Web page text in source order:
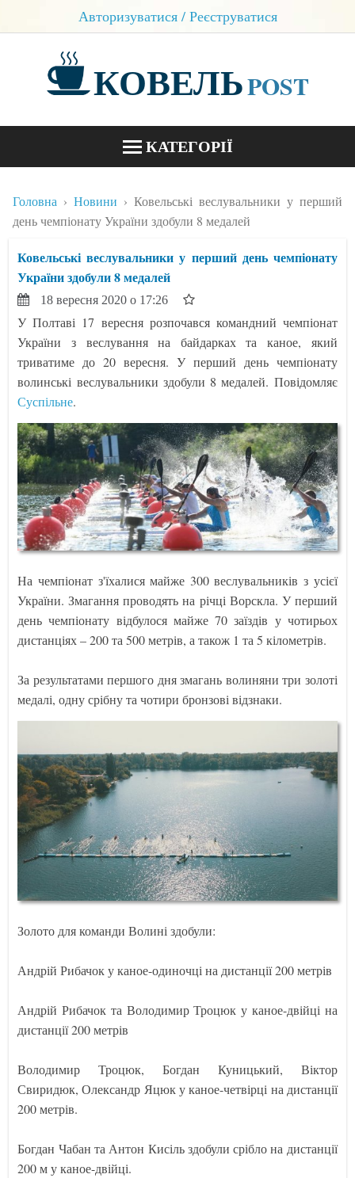
Авторизуватися / Реєструватися
КОВЕЛЬPOST
КАТЕГОРІЇ
БЛОГИ
Головна Новини
Ковельські веслувальники у перший
день чемпіонату України здобули 8 медалей
Ковельські веслувальники у перший день чемпіонату
України здобули 8 медалей
18 вересня 2020 о 17:26
У Полтаві 17 вересня розпочався командний чемпіонат
України з веслування на байдарках та каное, який
триватиме до 20 вересня. У перший день чемпіонату
волинські веслувальники здобули 8 медалей. Повідомляє
Суспільне.
На чемпіонат з'їхалися майже 300 веслувальників з усієї
України. Змагання проводять на річці Ворскла. У перший
день чемпіонату відбулося майже 70 заїздів у чотирьох
дистанціях – 200 та 500 метрів, а також 1 та 5 кілометрів.
За результатами першого дня змагань волиняни три золоті
медалі, одну срібну та чотири бронзові відзнаки.
Золото для команди Волині здобули:
Андрій Рибачок у каное-одиночці на дистанції 200 метрів
Андрій Рибачок та Володимир Троцюк у каное-двійці на
дистанції 200 метрів
Володимир Троцюк, Богдан Куницький, Віктор
Свиридюк, Олександр Яцюк у каное-четвірці на дистанції
200 метрів.
Богдан Чабан та Антон Кисіль здобули срібло на дистанції
200 м у каное-двійці.